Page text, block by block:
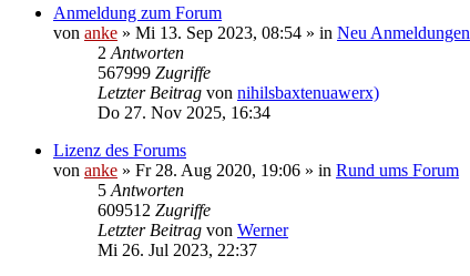
Anmeldung zum Forum
von anke » Mi 13. Sep 2023, 08:54 » in Neu Anmeldungen
2 Antworten
567999 Zugriffe
Letzter Beitrag von nihilsbaxtenuawerx)
Do 27. Nov 2025, 16:34
Lizenz des Forums
von anke » Fr 28. Aug 2020, 19:06 » in Rund ums Forum
5 Antworten
609512 Zugriffe
Letzter Beitrag von Werner
Mi 26. Jul 2023, 22:37